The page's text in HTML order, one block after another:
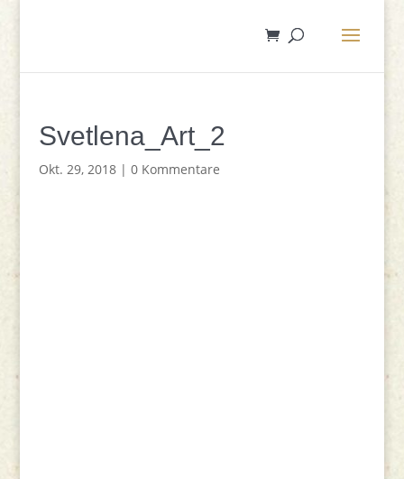
Svetlena_Art_2
Okt. 29, 2018| 0 Kommentare